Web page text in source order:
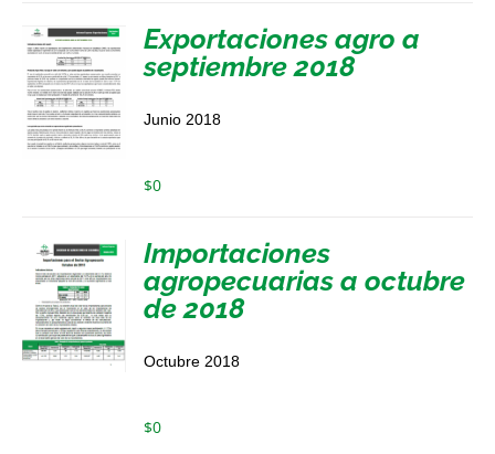
Exportaciones agro a
septiembre 2018
Junio 2018
$0
Importaciones
agropecuarias a octubre
de 2018
Octubre 2018
$0